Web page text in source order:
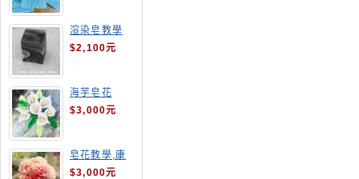
渲染皂教學
$2,100元
海芋皂花
$3,000元
皂花教學,康
乃馨
$3,000元